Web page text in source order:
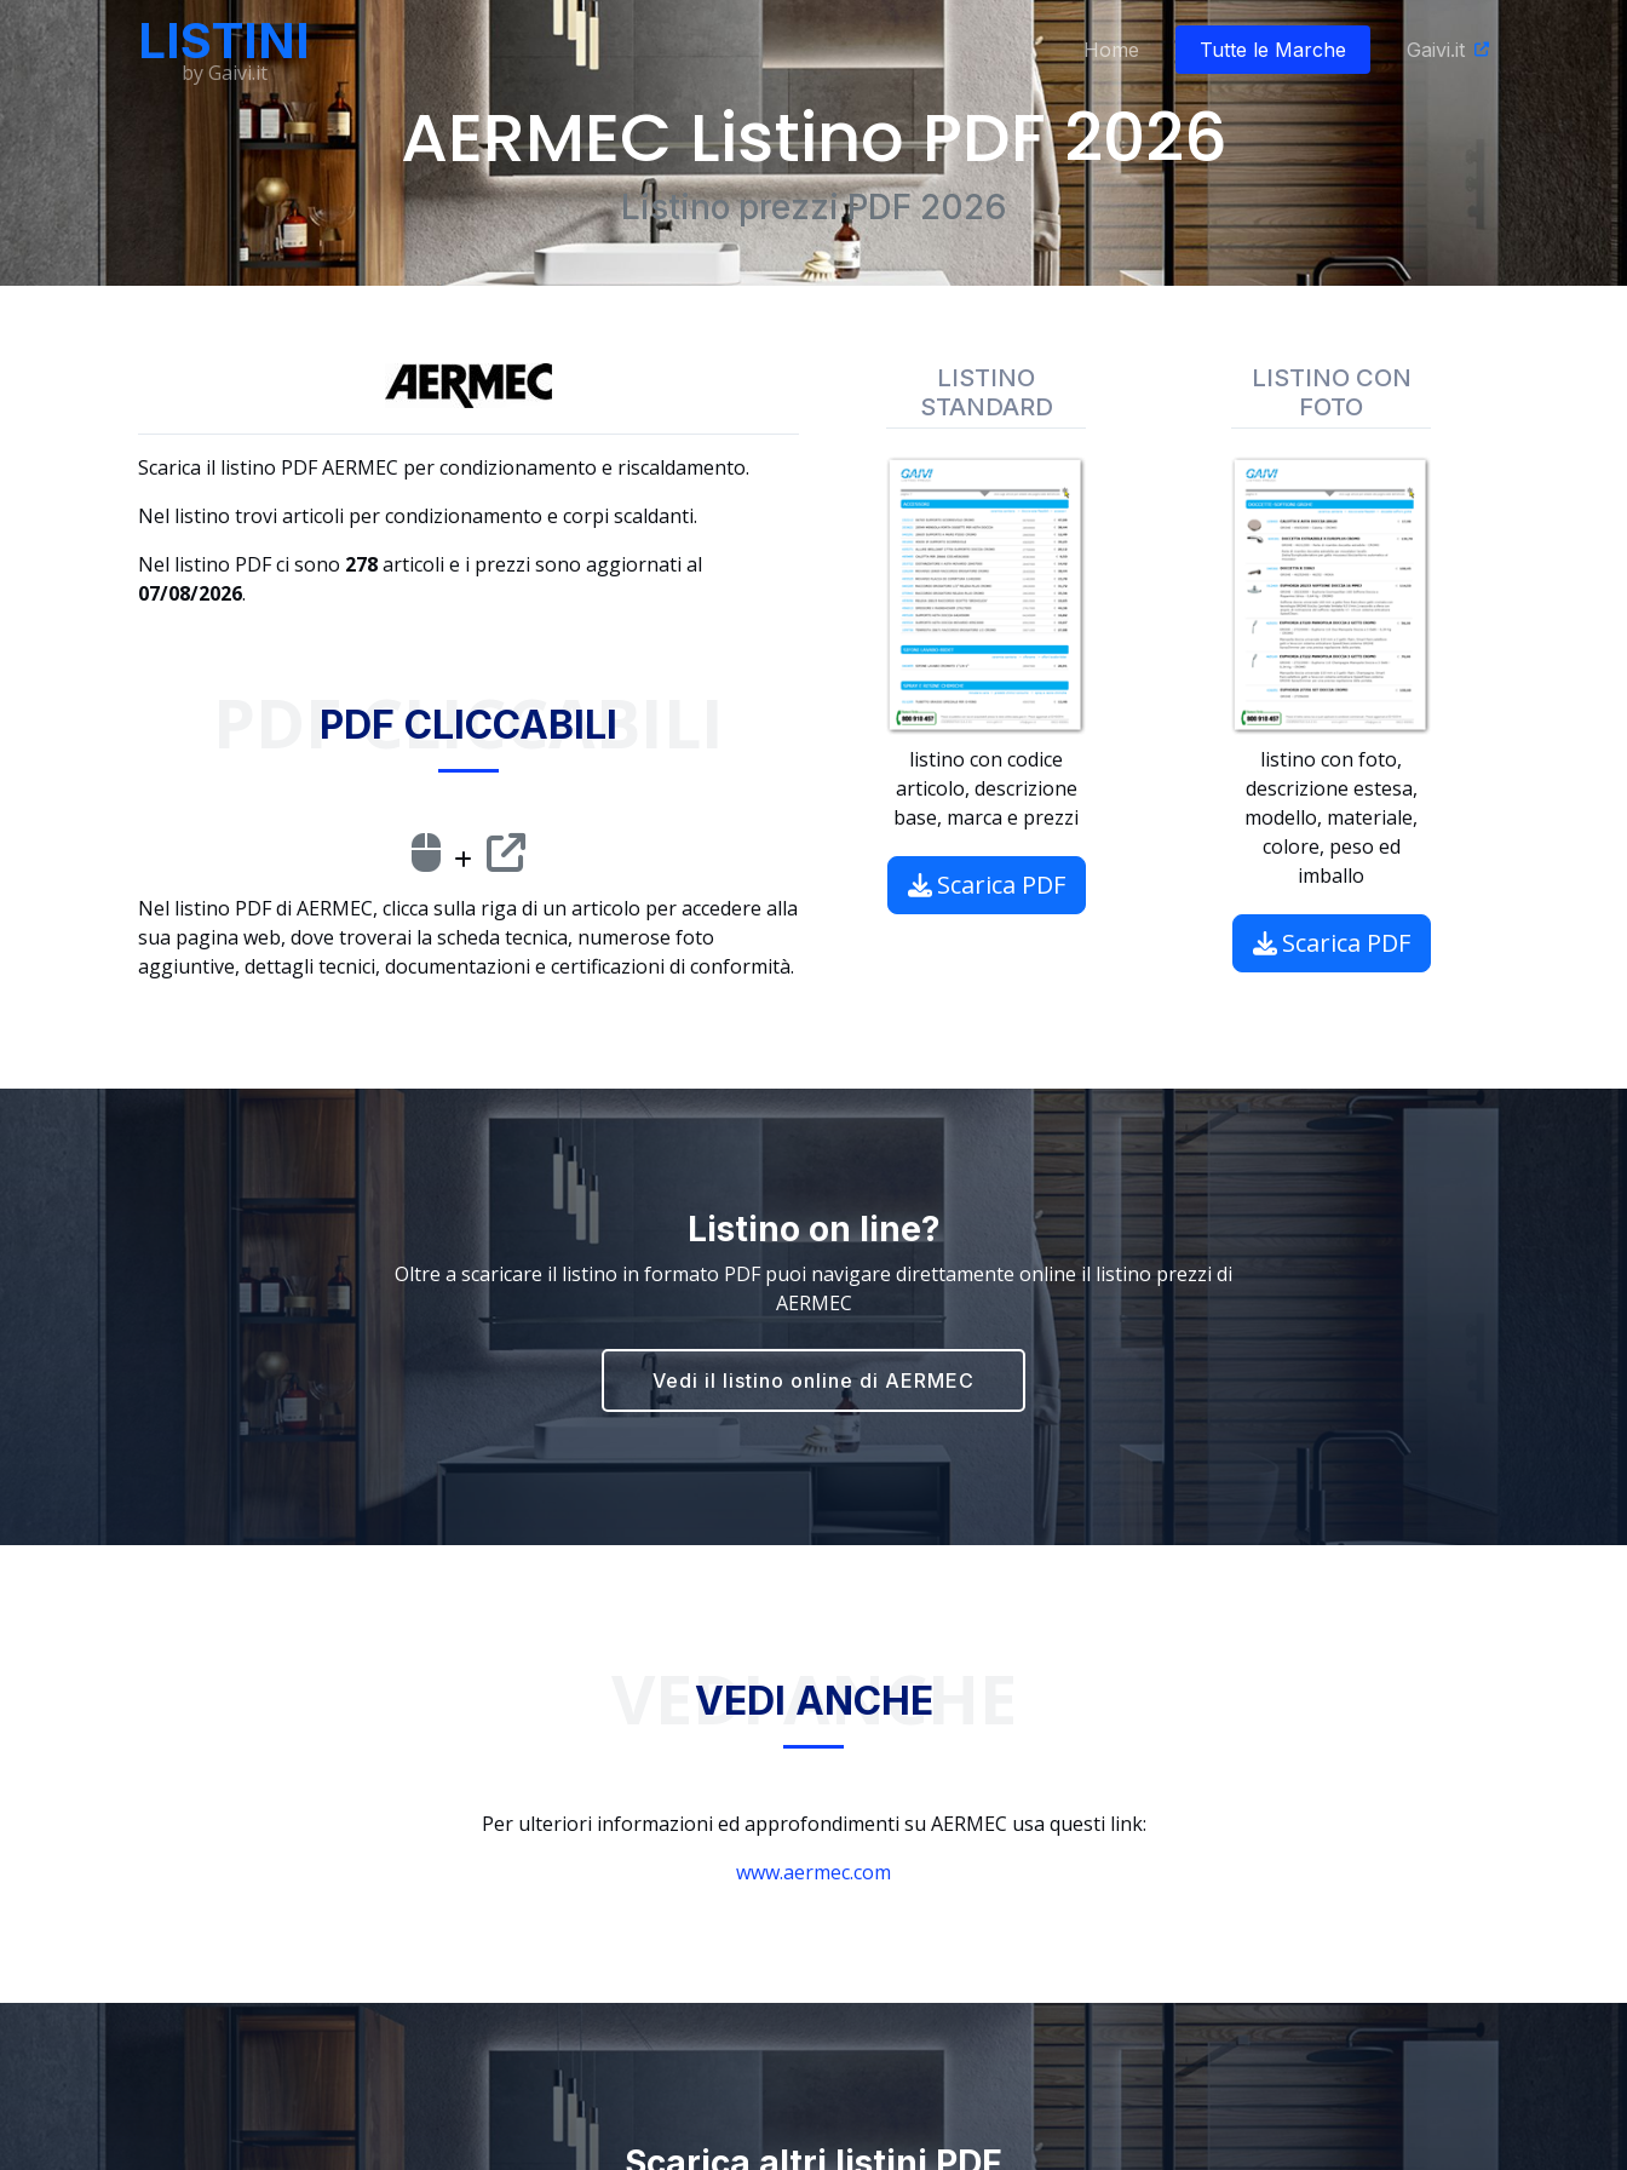
LISTINI
by Gaivi.it
Home Tutte le Marche Gaivi.it
AERMEC Listino PDF 2026
Listino prezzi PDF 2026
Scarica il listino PDF AERMEC per condizionamento e riscaldamento.
Nel listino trovi articoli per condizionamento e corpi scaldanti.
Nel listino PDF ci sono 278articoli e i prezzi sono aggiornati al
07/08/2026.
PDF CLICCABILI
PDF CLICCABILI
Nel listino PDF di AERMEC, clicca sulla riga di un articolo per accedere alla
sua pagina web, dove troverai la scheda tecnica, numerose foto
aggiuntive, dettagli tecnici, documentazioni e certificazioni di conformità.
LISTINO
STANDARD
listino con codice
articolo, descrizione
base, marca e prezzi
Scarica PDF
LISTINO CON
FOTO
listino con foto,
descrizione estesa,
modello, materiale,
colore, peso ed
imballo
Scarica PDF
Listino on line?
Oltre a scaricare il listino in formato PDF puoi navigare direttamente online il listino prezzi di
AERMEC
Vedi il listino online di AERMEC
VEDI ANCHE
VEDI ANCHE
Per ulteriori informazioni ed approfondimenti su AERMEC usa questi link:
www.aermec.com